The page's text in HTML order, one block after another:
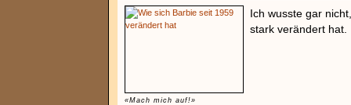
«Mach mich auf!»
Ich wusste gar
stark verändert hat.